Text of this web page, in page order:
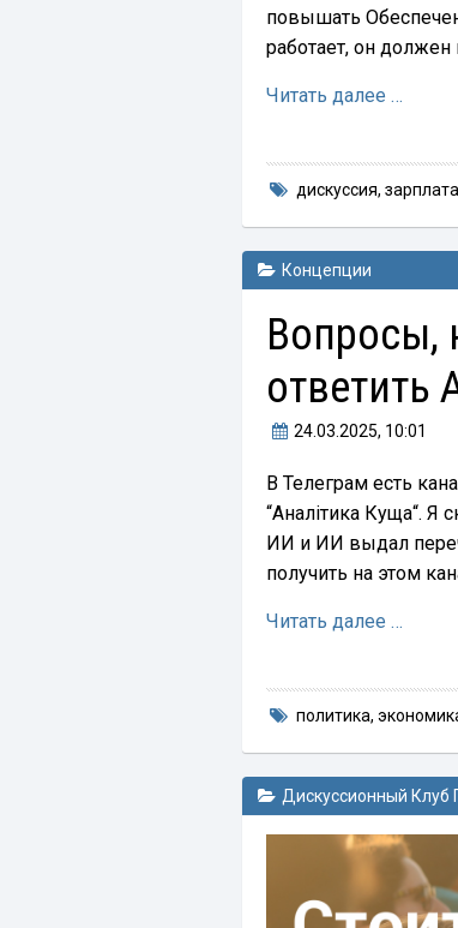
повышать
работает, он должен
Читать далее …
дискуссия, зарплата
Концепции
Вопросы,
ответить
24.03.2025, 10:01
В Телеграм есть
“Аналітика Куща“. Я
ИИ и ИИ выдал
получить на этом
Читать далее …
политика,
Дискуссионный Клуб